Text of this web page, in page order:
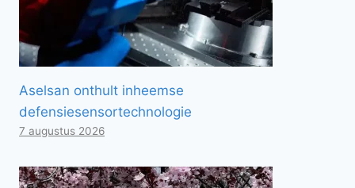
Aselsan onthult inheemse
defensiesensortechnologie
7 augustus 2026